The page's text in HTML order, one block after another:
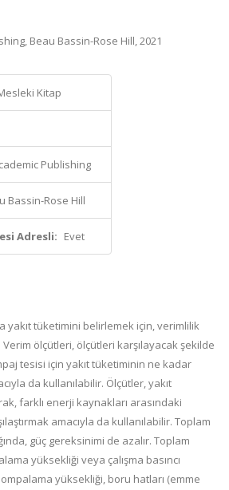
Beau Bassin-Rose Hill, 2021
Kitap
Publishing
Bassin-Rose Hill
Adresli: Evet
yakıt tüketimini belirlemek için, verimlilik
ölçütleri, ölçütleri karşılayacak şekilde
tesisi için yakıt tüketiminin ne kadar
da kullanılabilir. Ölçütler, yakıt
farklı enerji kaynakları arasındaki
amacıyla da kullanılabilir. Toplam
güç gereksinimi de azalır. Toplam
yüksekliği veya çalışma basıncı
yüksekliği, boru hatları (emme